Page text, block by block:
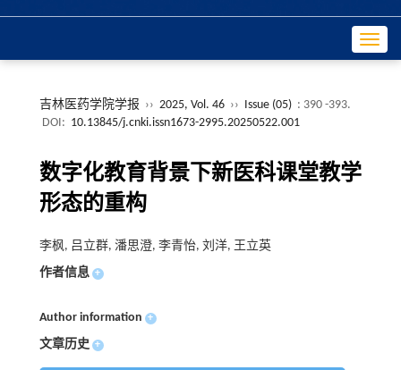
吉林医药学院学报 ›› 2025, Vol. 46 ›› Issue (05) : 390 -393.
DOI: 10.13845/j.cnki.issn1673-2995.20250522.001
数字化教育背景下新医科课堂教学
形态的重构
李枫, 吕立群, 潘思澄, 李青怡, 刘洋, 王立英
作者信息 +
Author information +
文章历史 +